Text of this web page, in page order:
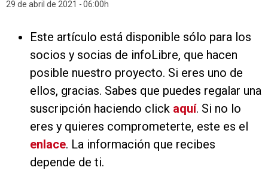
29 de abril de 2021 06:00h
Este artículo está disponible sólo para los
socios y socias de infoLibre, que hacen
posible nuestro proyecto. Si eres uno de
ellos, gracias. Sabes que puedes regalar una
suscripción haciendo click aquí. Si no lo
eres y quieres comprometerte, este es el
enlace. La información que recibes
depende de ti.